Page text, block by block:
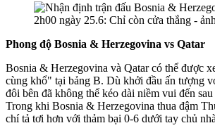
Phong độ Bosnia & Herzegovina vs Qatar
Bosnia & Herzegovina và Qatar có thể được
cùng khổ" tại bảng B. Dù khởi đầu ấn tượng
đôi bên đã không thể kéo dài niềm vui đến
Trong khi Bosnia & Herzegovina thua đậm
chí tả tơi hơn với thảm bại 0-6 dưới tay chủ